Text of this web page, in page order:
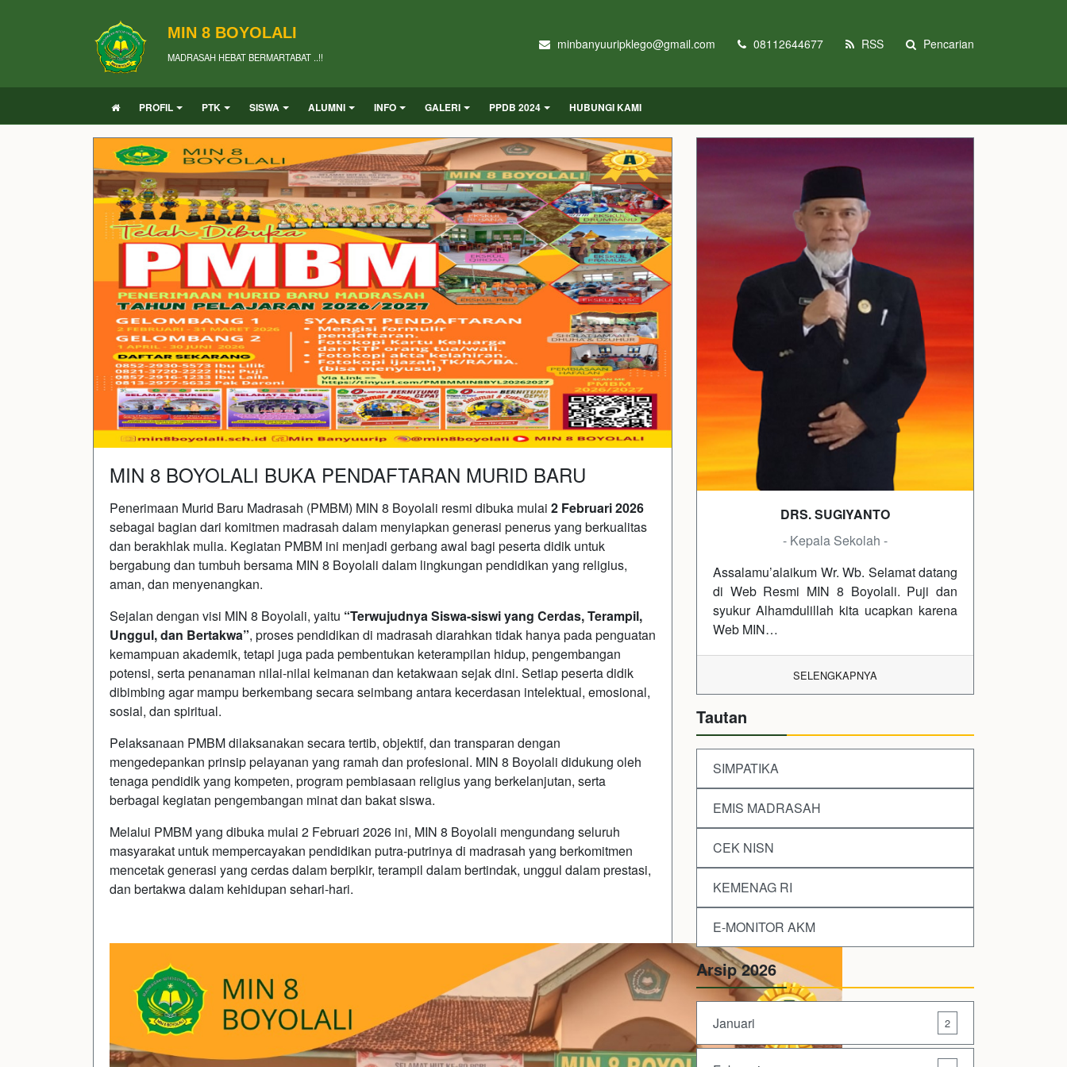
MIN 8 BOYOLALI
MADRASAH HEBAT BERMARTABAT ..!!
minbanyuuripklego@gmail.com 08112644677 RSS Pencarian
PROFIL PTK SISWA ALUMNI INFO GALERI PPDB 2024 HUBUNGI KAMI
MIN 8 BOYOLALI BUKA PENDAFTARAN MURID BARU
Penerimaan Murid Baru Madrasah (PMBM) MIN 8 Boyolali resmi dibuka mulai 2 Februari 2026
sebagai bagian dari komitmen madrasah dalam menyiapkan generasi penerus yang berkualitas
dan berakhlak mulia. Kegiatan PMBM ini menjadi gerbang awal bagi peserta didik untuk
bergabung dan tumbuh bersama MIN 8 Boyolali dalam lingkungan pendidikan yang religius,
aman, dan menyenangkan.
Sejalan dengan visi MIN 8 Boyolali, yaitu “Terwujudnya Siswa-siswi yang Cerdas, Terampil,
Unggul, dan Bertakwa”, proses pendidikan di madrasah diarahkan tidak hanya pada penguatan
kemampuan akademik, tetapi juga pada pembentukan keterampilan hidup, pengembangan
potensi, serta penanaman nilai-nilai keimanan dan ketakwaan sejak dini. Setiap peserta didik
dibimbing agar mampu berkembang secara seimbang antara kecerdasan intelektual, emosional,
sosial, dan spiritual.
Pelaksanaan PMBM dilaksanakan secara tertib, objektif, dan transparan dengan
mengedepankan prinsip pelayanan yang ramah dan profesional. MIN 8 Boyolali didukung oleh
tenaga pendidik yang kompeten, program pembiasaan religius yang berkelanjutan, serta
berbagai kegiatan pengembangan minat dan bakat siswa.
Melalui PMBM yang dibuka mulai 2 Februari 2026 ini, MIN 8 Boyolali mengundang seluruh
masyarakat untuk mempercayakan pendidikan putra-putrinya di madrasah yang berkomitmen
mencetak generasi yang cerdas dalam berpikir, terampil dalam bertindak, unggul dalam prestasi,
dan bertakwa dalam kehidupan sehari-hari.
DRS. SUGIYANTO
- Kepala Sekolah -
Assalamu’alaikum Wr. Wb. Selamat datang
di Web Resmi MIN 8 Boyolali. Puji dan
syukur Alhamdulillah kita ucapkan karena
Web MIN…
SELENGKAPNYA
Tautan
SIMPATIKA
EMIS MADRASAH
CEK NISN
KEMENAG RI
E-MONITOR AKM
Arsip 2026
Januari 2